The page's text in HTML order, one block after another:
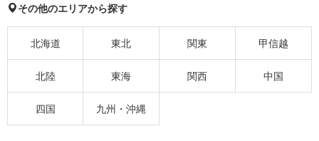
その他のエリアから探す
北海道 東北 関東 甲信越
北陸 東海 関西 中国
四国 九州・沖縄